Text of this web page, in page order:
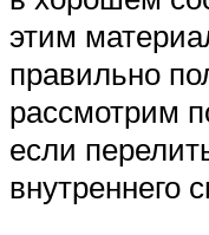
этим
правильно
рассмотрим
если
внутреннего